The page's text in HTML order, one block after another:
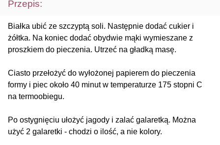
Przepis:
Białka ubić ze szczyptą soli. Następnie dodać cukier i
żółtka. Na koniec dodać obydwie mąki wymieszane z
proszkiem do pieczenia. Utrzeć na gładką masę.
Ciasto przełożyć do wyłożonej papierem do pieczenia
formy i piec około 40 minut w temperaturze 175 stopni C
na termoobiegu.
Po ostygnięciu ułożyć jagody i zalać galaretką. Można
użyć 2 galaretki - chodzi o ilość, a nie kolory.